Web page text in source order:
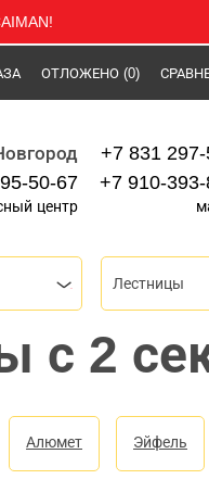
ОТЛОЖЕНО (0)
50-67
центр
+7 831
+7 910-
Лестницы
с 2
Алюмет Эйфель